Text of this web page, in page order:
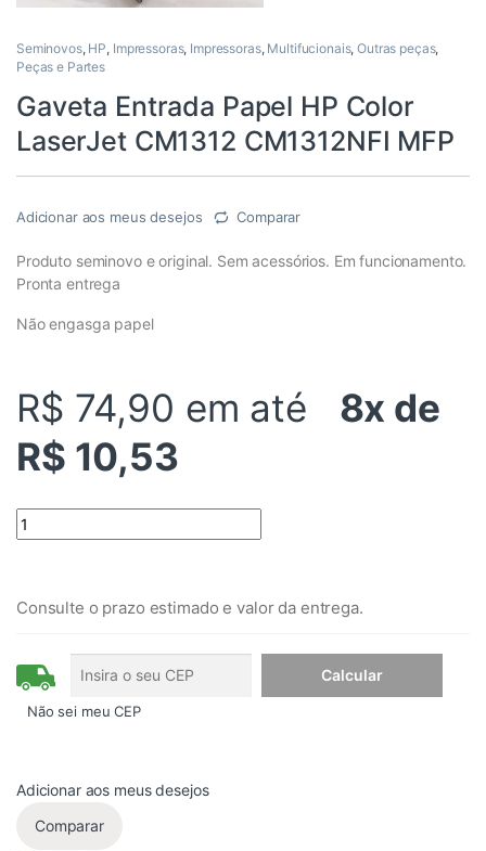
Seminovos, HP, Impressoras, Impressoras, Multifucionais,Outras peças,
Peças e Partes
Gaveta Entrada Papel HP Color
LaserJet CM1312 CM1312NFI MFP
Adicionar aos meus desejos Comparar
Produto seminovo e original. Sem acessórios. Em funcionamento.
Pronta entrega
Não engasga papel
R$ 74,90 em até 8x de
R$ 10,53
Quantity
Consulte o prazo estimado e valor da entrega.
Não sei meu CEP
Adicionar aos meus desejos
Comparar